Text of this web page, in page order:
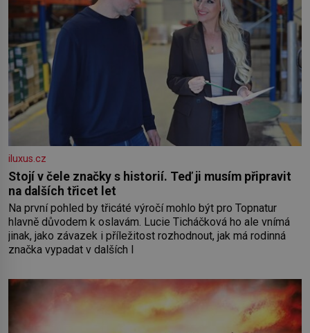
iluxus.cz
Stojí v čele značky s historií. Teď ji musím připravit
na dalších třicet let
Na první pohled by třicáté výročí mohlo být pro Topnatur
hlavně důvodem k oslavám. Lucie Ticháčková ho ale vnímá
jinak, jako závazek i příležitost rozhodnout, jak má rodinná
značka vypadat v dalších l